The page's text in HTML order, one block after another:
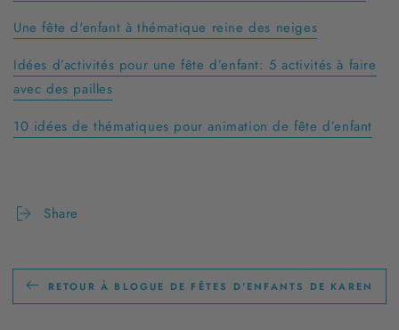
Une fête d'enfant à thématique reine des neiges
Idées d’activités pour une fête d’enfant: 5 activités à faire
avec des pailles
10 idées de thématiques pour animation de fête d’enfant
Share
RETOUR À BLOGUE DE FÊTES D'ENFANTS DE KAREN